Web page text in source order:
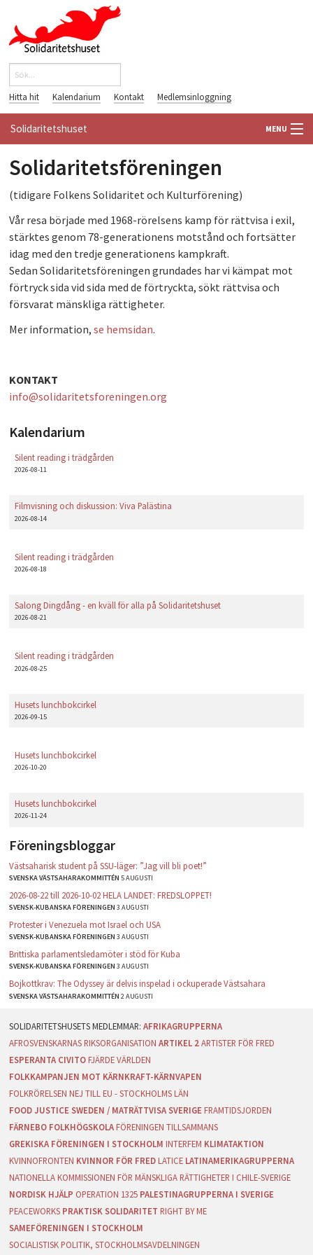
Hoppa till huvudinnehåll
Sökformulär
Hitta hit Kalendarium Kontakt Medlemsinloggning
Solidaritetshuset MENU
HEM
OM OSS
VÄRLDSBIBLIOTEKET
PÅ GÅNG
PLAY
Solidaritetsföreningen
(tidigare Folkens Solidaritet och Kulturförening)
Vår resa började med 1968-rörelsens kamp för rättvisa i exil,
stärktes genom 78-generationens motstånd och fortsätter
idag med den tredje generationens kampkraft.
Sedan Solidaritetsföreningen grundades har vi kämpat mot
förtryck sida vid sida med de förtryckta, sökt rättvisa och
försvarat mänskliga rättigheter.
Mer information,se hemsidan.
KONTAKT
info@solidaritetsforeningen.org
Kalendarium
Silent reading i trädgården
2026-08-11
Filmvisning och diskussion: Viva Palästina
2026-08-14
Silent reading i trädgården
2026-08-18
Salong Dingdång - en kväll för alla på Solidaritetshuset
2026-08-21
Silent reading i trädgården
2026-08-25
Husets lunchbokcirkel
2026-09-15
Husets lunchbokcirkel
2026-10-20
Husets lunchbokcirkel
2026-11-24
Föreningsbloggar
Västsaharisk student på SSU-läger: ”Jag vill bli poet!”
SVENSKA VÄSTSAHARAKOMMITTÉN5 AUGUSTI
2026-08-22 till 2026-10-02 HELA LANDET: FREDSLOPPET!
SVENSK-KUBANSKA FÖRENINGEN3 AUGUSTI
Protester i Venezuela mot Israel och USA
SVENSK-KUBANSKA FÖRENINGEN3 AUGUSTI
Brittiska parlamentsledamöter i stöd för Kuba
SVENSK-KUBANSKA FÖRENINGEN3 AUGUSTI
Bojkottkrav: The Odyssey är delvis inspelad i ockuperade Västsahara
SVENSKA VÄSTSAHARAKOMMITTÉN2 AUGUSTI
AFRIKAGRUPPERNA
AFROSVENSKARNAS RIKSORGANISATION ARTIKEL 2 ARTISTER FÖR FRED
ESPERANTA CIVITO FJÄRDE VÄRLDEN
FOLKKAMPANJEN MOT KÄRNKRAFT-KÄRNVAPEN
FOLKRÖRELSEN NEJ TILL EU - STOCKHOLMS LÄN
FOOD JUSTICE SWEDEN / MATRÄTTVISA SVERIGE FRAMTIDSJORDEN
FÄRNEBO FOLKHÖGSKOLA FÖRENINGEN TILLSAMMANS
GREKISKA FÖRENINGEN I STOCKHOLM INTERFEM KLIMATAKTION
KVINNOFRONTEN KVINNOR FÖR FRED LATICE LATINAMERIKAGRUPPERNA
NATIONELLA KOMMISSIONEN FÖR MÄNSKLIGA RÄTTIGHETER I CHILE-SVERIGE
NORDISK HJÄLP OPERATION 1325 PALESTINAGRUPPERNA I SVERIGE
PEACEWORKS PRAKTISK SOLIDARITET RIGHT BY ME
SAMEFÖRENINGEN I STOCKHOLM
SOCIALISTISK POLITIK, STOCKHOLMSAVDELNINGEN